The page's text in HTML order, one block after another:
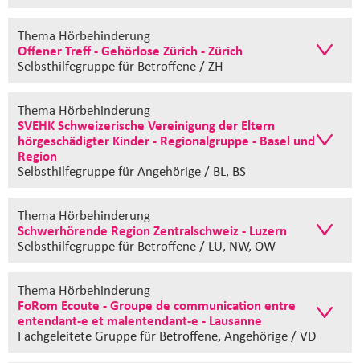
Thema Hörbehinderung
Offener Treff - Gehörlose Zürich - Zürich
Selbsthilfegruppefür Betroffene / ZH
Thema Hörbehinderung
SVEHK Schweizerische Vereinigung der Eltern
hörgeschädigter Kinder - Regionalgruppe - Basel und
Region
Selbsthilfegruppefür Angehörige / BL, BS
Thema Hörbehinderung
Schwerhörende Region Zentralschweiz - Luzern
Selbsthilfegruppefür Betroffene / LU, NW, OW
Thema Hörbehinderung
FoRom Ecoute - Groupe de communication entre
entendant-e et malentendant-e - Lausanne
Fachgeleitete Gruppefür Betroffene, Angehörige / VD